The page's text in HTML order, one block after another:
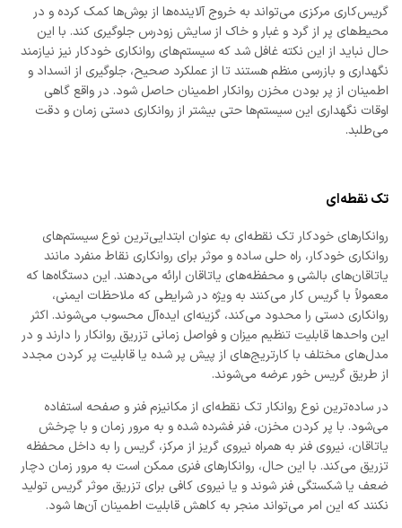
گریس‌کاری مرکزی می‌تواند به خروج آلاینده‌ها از بوش‌ها کمک کرده و در
محیط‌های پر از گرد و غبار و خاک از سایش زودرس جلوگیری کند. با این
حال نباید از این نکته غافل شد که سیستم‌های روانکاری خودکار نیز نیازمند
نگهداری و بازرسی منظم هستند تا از عملکرد صحیح، جلوگیری از انسداد و
اطمینان از پر بودن مخزن روانکار اطمینان حاصل شود. در واقع گاهی
اوقات نگهداری این سیستم‌ها حتی بیشتر از روانکاری دستی زمان و دقت
می‌طلبد.
تک نقطه‌ای
روانکارهای خودکار تک نقطه‌ای به عنوان ابتدایی‌ترین نوع سیستم‌های
روانکاری خودکار، راه حلی ساده و موثر برای روانکاری نقاط منفرد مانند
یاتاقان‌های بالشی و محفظه‌های یاتاقان ارائه می‌دهند. این دستگاه‌ها که
معمولاً با گریس کار می‌کنند به ویژه در شرایطی که ملاحظات ایمنی،
روانکاری دستی را محدود می‌کند، گزینه‌ای ایده‌آل محسوب می‌شوند. اکثر
این واحدها قابلیت تنظیم میزان و فواصل زمانی تزریق روانکار را دارند و در
مدل‌های مختلف با کارتریج‌های از پیش پر شده یا قابلیت پر کردن مجدد
از طریق گریس خور عرضه می‌شوند.
در ساده‌ترین نوع روانکار تک نقطه‌ای از مکانیزم فنر و صفحه استفاده
می‌شود. با پر کردن مخزن، فنر فشرده شده و به مرور زمان و با چرخش
یاتاقان، نیروی فنر به همراه نیروی گریز از مرکز، گریس را به داخل محفظه
تزریق می‌کند. با این حال، روانکارهای فنری ممکن است به مرور زمان دچار
ضعف یا شکستگی فنر شوند و یا نیروی کافی برای تزریق موثر گریس تولید
نکنند که این امر می‌تواند منجر به کاهش قابلیت اطمینان آن‌ها شود.